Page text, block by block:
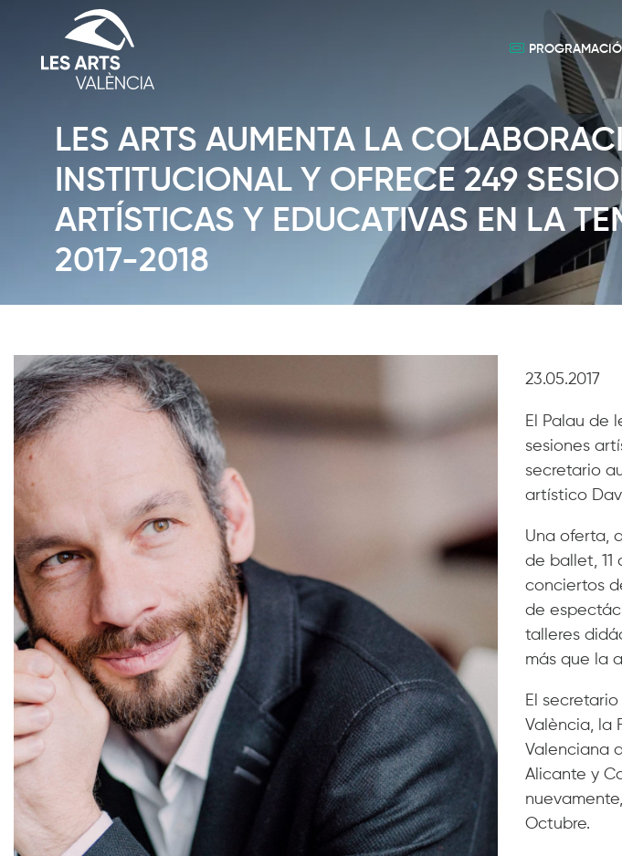
LES ARTS AUMENTA LA
INSTITUCIONAL Y OFRECE 249
ARTÍSTICAS Y EDUCATIVAS EN LA
2017-2018
23.05.2017
El Palau de
sesiones
secretario
artístico
Una oferta,
de ballet, 11
conciertos
de
talleres
más que la
El
València, la
Valenciana
Alicante y
Octubre.